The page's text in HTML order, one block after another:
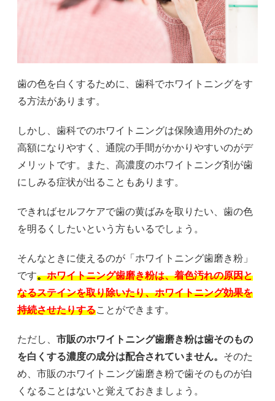
歯の色を白くするために、歯科でホワイトニングをす
る方法があります。
しかし、歯科でのホワイトニングは保険適用外のため
高額になりやすく、通院の手間がかかりやすいのがデ
メリットです。また、高濃度のホワイトニング剤が歯
にしみる症状が出ることもあります。
できればセルフケアで歯の黄ばみを取りたい、歯の色
を明るくしたいという方もいるでしょう。
そんなときに使えるのが「ホワイトニング歯磨き粉」
です。ホワイトニング歯磨き粉は、着色汚れの原因と
なるステインを取り除いたり、ホワイトニング効果を
持続させたりすることができます。
ただし、 市販のホワイトニング歯磨き粉は歯そのもの
を白くする濃度の成分は配合されていません。 そのた
め、市販のホワイトニング歯磨き粉で歯そのものが白
くなることはないと覚えておきましょう。